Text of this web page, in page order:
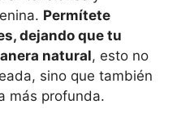
Permítete
dejando que tu
natural, esto no
sino que también
más profunda.